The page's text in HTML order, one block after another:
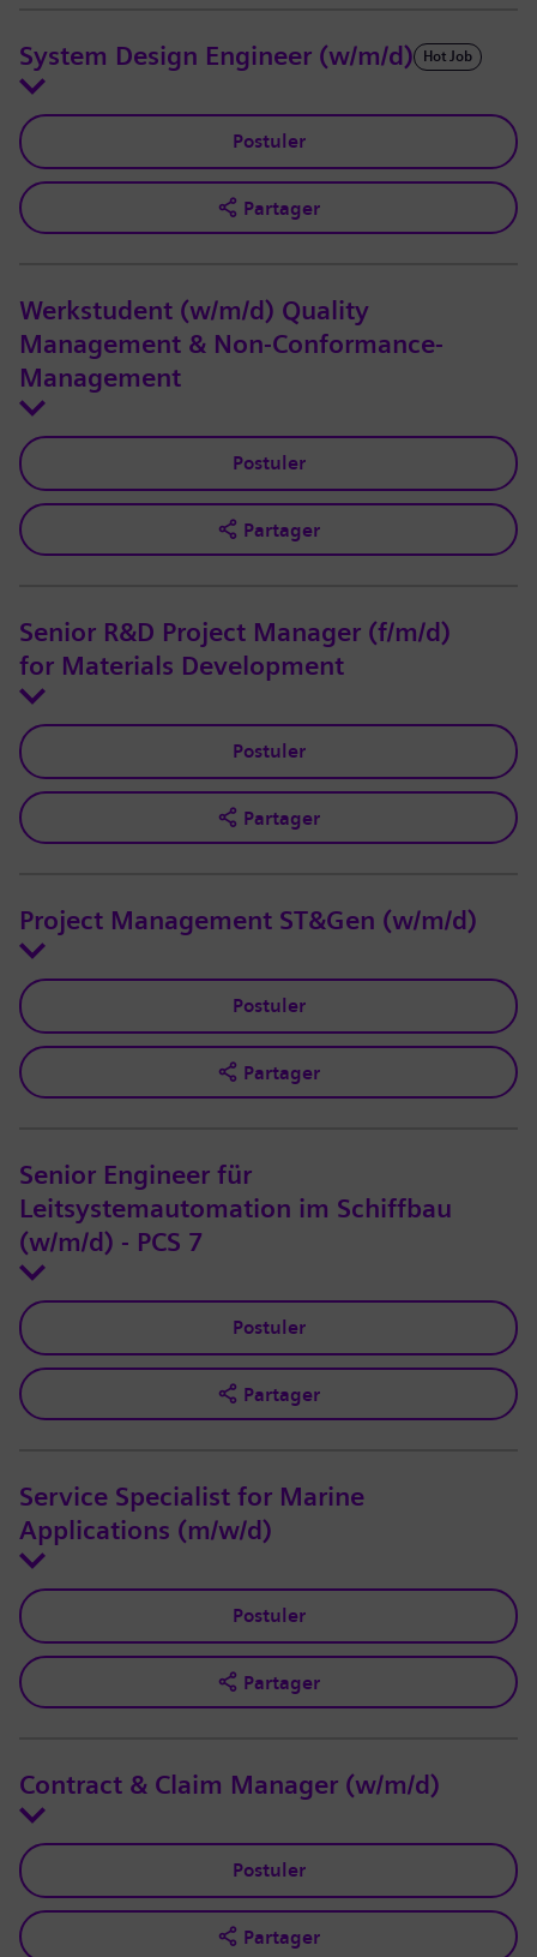
System Design Engineer (w/m/d) Hot Job
Postuler
Partager
Werkstudent (w/m/d) Quality
Management & Non-Conformance-
Management
Postuler
Partager
Senior R&D Project Manager (f/m/d)
for Materials Development
Postuler
Partager
Project Management ST&Gen (w/m/d)
Postuler
Partager
Senior Engineer für
Leitsystemautomation im Schiffbau
(w/m/d) - PCS 7
Postuler
Partager
Service Specialist for Marine
Applications (m/w/d)
Postuler
Partager
Contract & Claim Manager (w/m/d)
Postuler
Partager